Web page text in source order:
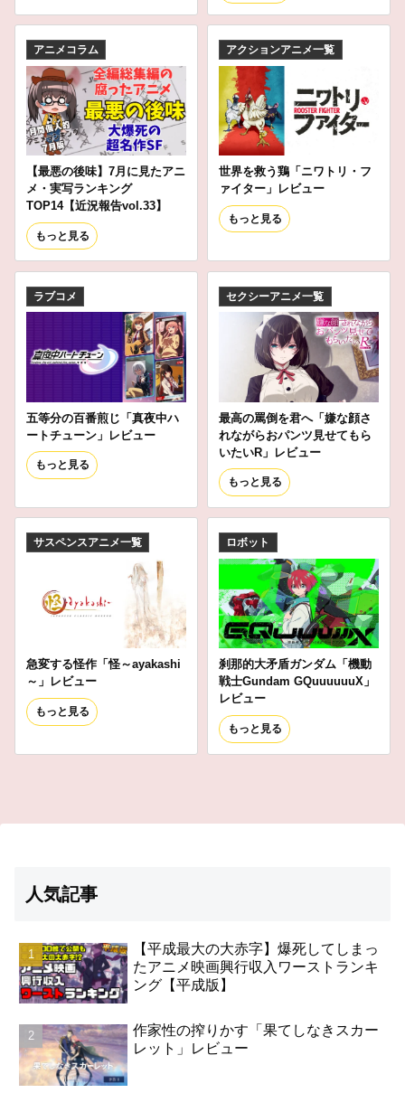
アニメコラム
【最悪の後味】7月に見たアニ
メ・実写ランキング
TOP14【近況報告vol.33】
もっと見る
アクションアニメ一覧
世界を救う鶏「ニワトリ・フ
ァイター」レビュー
もっと見る
ラブコメ
五等分の百番煎じ「真夜中ハ
ートチューン」レビュー
もっと見る
セクシーアニメ一覧
最高の罵倒を君へ「嫌な顔さ
れながらおパンツ見せてもら
いたいR」レビュー
もっと見る
サスペンスアニメ一覧
急変する怪作「怪～ayakashi
～」レビュー
もっと見る
ロボット
刹那的大矛盾ガンダム「機動
戦士Gundam GQuuuuuuX」
レビュー
もっと見る
人気記事
【平成最大の大赤字】爆死してしまっ
たアニメ映画興行収入ワーストランキ
ング【平成版】
作家性の搾りかす「果てしなきスカー
レット」レビュー